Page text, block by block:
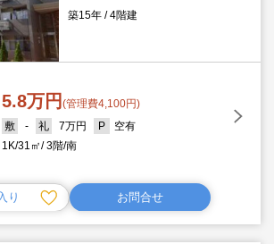
築15年
4階建
3階 南
5.8万円(管理費4,100円)
-
7万円
1K 31㎡
空有
り お問合せ